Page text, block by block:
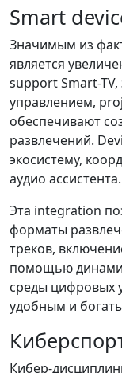
Smart
Значимым из
является
support Smart-TV,
управлением,
обеспечивают
развлечений.
экосистему,
аудио ассистента.
Эта integration
форматы
треков,
помощью
среды цифровых
удобным и
Кибер-